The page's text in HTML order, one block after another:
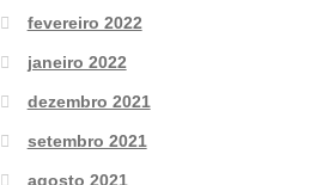
fevereiro 2022
janeiro 2022
dezembro 2021
setembro 2021
agosto 2021